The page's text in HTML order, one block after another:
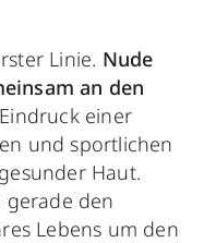
Linie. Nude
an den
einer
und sportlichen
Haut.
gerade den
Lebens um den